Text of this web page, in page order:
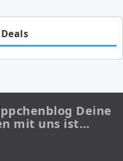
Deine
mit uns ist…